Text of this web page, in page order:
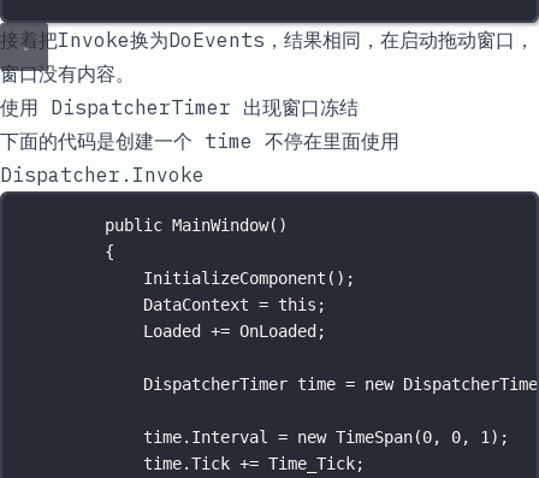
接着把Invoke换为DoEvents ，结果相同，在启动拖动窗口，
窗口没有内容。
使用 DispatcherTimer 出现窗口冻结
下面的代码是创建一个 time 不停在里面使用
Dispatcher.Invoke
public MainWindow()
{
InitializeComponent ();
DataContext = this ;
Loaded += OnLoaded;
DispatcherTimer time = new
time.Interval = new TimeSpan(0, 0, 1 );
time.Tick += Time_Tick;